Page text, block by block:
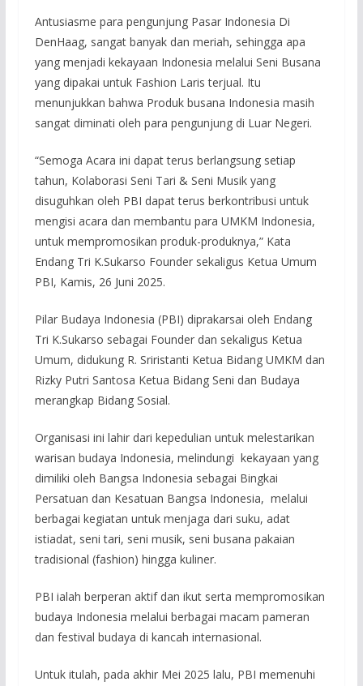
Antusiasme para pengunjung Pasar Indonesia Di
DenHaag, sangat banyak dan meriah, sehingga apa
yang menjadi kekayaan Indonesia melalui Seni Busana
yang dipakai untuk Fashion Laris terjual. Itu
menunjukkan bahwa Produk busana Indonesia masih
sangat diminati oleh para pengunjung di Luar Negeri.
“Semoga Acara ini dapat terus berlangsung setiap
tahun, Kolaborasi Seni Tari & Seni Musik yang
disuguhkan oleh PBI dapat terus berkontribusi untuk
mengisi acara dan membantu para UMKM Indonesia,
untuk mempromosikan produk-produknya,” Kata
Endang Tri K.Sukarso Founder sekaligus Ketua Umum
PBI, Kamis, 26 Juni 2025.
Pilar Budaya Indonesia (PBI) diprakarsai oleh Endang
Tri K.Sukarso sebagai Founder dan sekaligus Ketua
Umum, didukung R. Sriristanti Ketua Bidang UMKM dan
Rizky Putri Santosa Ketua Bidang Seni dan Budaya
merangkap Bidang Sosial.
Organisasi ini lahir dari kepedulian untuk melestarikan
warisan budaya Indonesia, melindungi kekayaan yang
dimiliki oleh Bangsa Indonesia sebagai Bingkai
Persatuan dan Kesatuan Bangsa Indonesia, melalui
berbagai kegiatan untuk menjaga dari suku, adat
istiadat, seni tari, seni musik, seni busana pakaian
tradisional (fashion) hingga kuliner.
PBI ialah berperan aktif dan ikut serta mempromosikan
budaya Indonesia melalui berbagai macam pameran
dan festival budaya di kancah internasional.
Untuk itulah, pada akhir Mei 2025 lalu, PBI memenuhi